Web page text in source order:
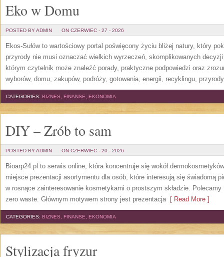
Eko w Domu
POSTED BY ADMIN ON CZERWIEC - 27 - 2026
Ekos-Sułów to wartościowy portal poświęcony życiu bliżej natury, który
przyrody nie musi oznaczać wielkich wyrzeczeń, skomplikowanych
którym czytelnik może znaleźć porady, praktyczne podpowiedzi oraz
wyborów, domu, zakupów, podróży, gotowania, energii, recyklingu,
CATEGORIES: BIZNES, FINANSE, EKONOMIA
DIY – Zrób to sam
POSTED BY ADMIN ON CZERWIEC - 20 - 2026
Bioarp24.pl to serwis online, która koncentruje się wokół
miejsce prezentacji asortymentu dla osób, które interesują się świadomą
w rosnące zainteresowanie kosmetykami o prostszym składzie. Polecamy
zero waste. Głównym motywem strony jest prezentacja[ Read More ]
CATEGORIES: BIZNES, FINANSE, EKONOMIA
Stylizacja fryzur